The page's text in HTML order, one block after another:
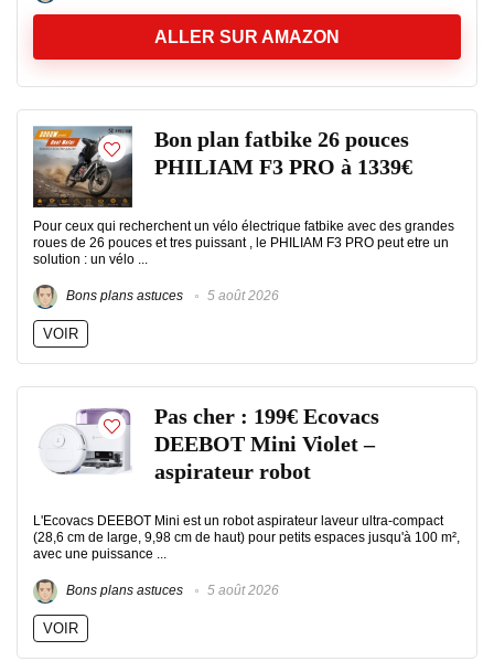
ALLER SUR AMAZON
Bon plan fatbike 26 pouces
PHILIAM F3 PRO à 1339€
Pour ceux qui recherchent un vélo électrique fatbike avec des grandes
roues de 26 pouces et tres puissant , le PHILIAM F3 PRO peut etre un
solution : un vélo ...
Bons plans astuces 5 août 2026
VOIR
Pas cher : 199€ Ecovacs
DEEBOT Mini Violet –
aspirateur robot
L'Ecovacs DEEBOT Mini est un robot aspirateur laveur ultra-compact
(28,6 cm de large, 9,98 cm de haut) pour petits espaces jusqu'à 100 m²,
avec une puissance ...
Bons plans astuces 5 août 2026
VOIR